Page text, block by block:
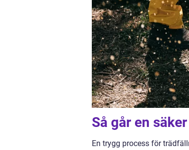
Så går en
En trygg process för